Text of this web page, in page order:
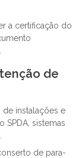
a certificação do
de
instalações e
SPDA, sistemas
de para-